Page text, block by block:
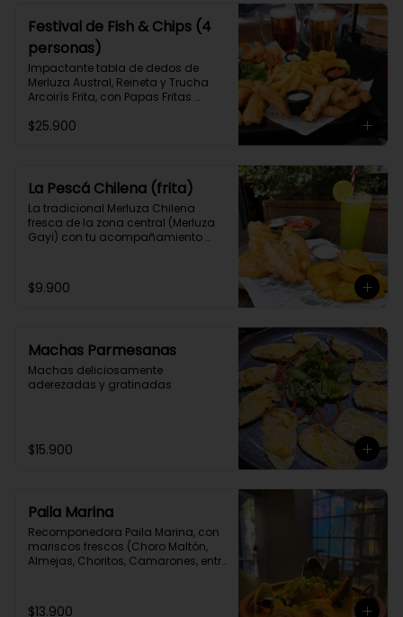
Festival de Fish & Chips (4
personas)
Impactante tabla de dedos de
Merluza Austral, Reineta y Trucha
Arcoirís Frita, con Papas Fritas
salsas caseras a elección, para 3 o
$25.900
La Pescá Chilena (frita)
La tradicional Merluza Chilena
fresca de la zona central (Merluza
Gayi) con tu acompañamiento
$9.900
Machas Parmesanas
Machas deliciosamente
aderezadas y gratinadas
$15.900
Paila Marina
Recomponedora Paila Marina, con
mariscos frescos (Choro Maltón,
Almejas, Choritos, Camarones, entre
$13.900